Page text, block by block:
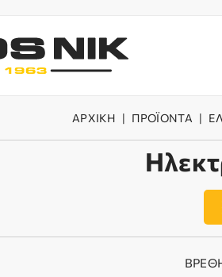
ΑΡΧΙΚΗ | ΠΡΟΪΟΝΤΑ |